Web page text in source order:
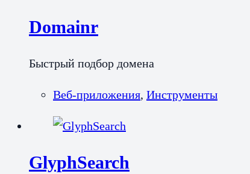
Domainr
Быстрый подбор домена
Веб-приложения, Инструменты
GlyphSearch